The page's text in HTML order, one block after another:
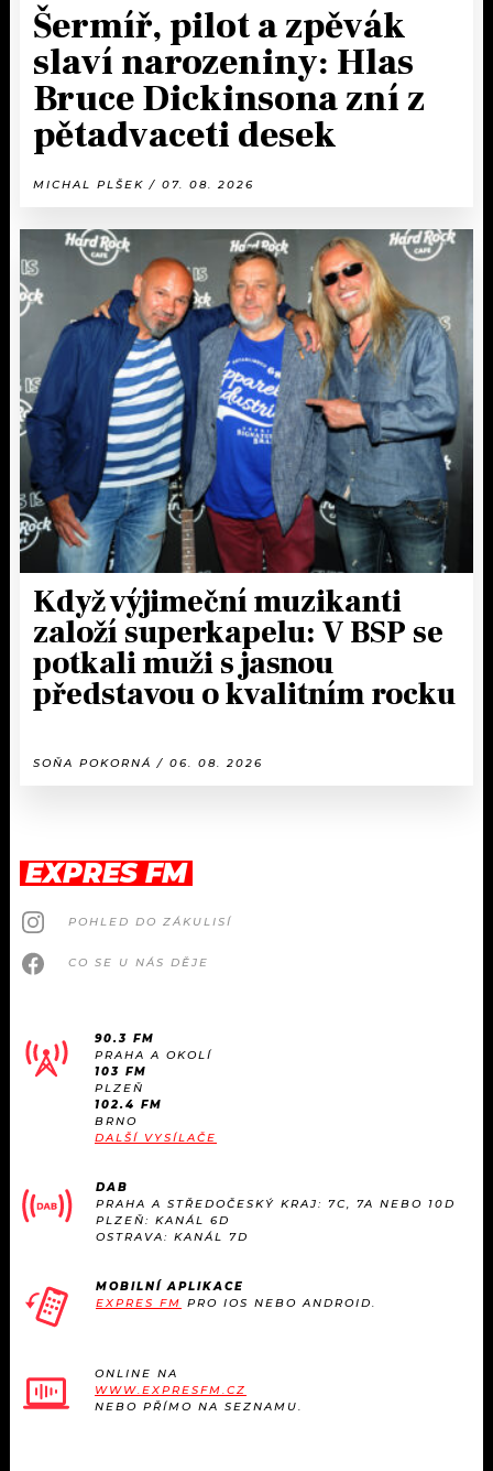
Šermíř, pilot a zpěvák
slaví narozeniny: Hlas
Bruce Dickinsona zní z
pětadvaceti desek
MICHAL PLŠEK / 07. 08. 2026
Když výjimeční muzikanti
založí superkapelu: V BSP se
potkali muži s jasnou
představou o kvalitním rocku
SOŇA POKORNÁ / 06. 08. 2026
EXPRES FM
POHLED DO ZÁKULISÍ
CO SE U NÁS DĚJE
90.3 FM
PRAHA A OKOLÍ
103 FM
PLZEŇ
102.4 FM
BRNO
DALŠÍ VYSÍLAČE
DAB
PRAHA A STŘEDOČESKÝ KRAJ: 7C, 7A NEBO 10D
PLZEŇ: KANÁL 6D
OSTRAVA: KANÁL 7D
MOBILNÍ APLIKACE
EXPRES FM PRO IOS NEBO ANDROID.
ONLINE NA
WWW.EXPRESFM.CZ
NEBO PŘÍMO NA SEZNAMU.